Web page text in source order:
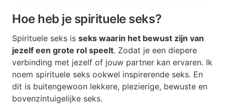
Hoe heb je spirituele seks?
Spirituele seks is seks waarin het bewust zijn van
jezelf een grote rol speelt. Zodat je een diepere
verbinding met jezelf of jouw partner kan ervaren. Ik
noem spirituele seks ookwel inspirerende seks. En
dit is buitengewoon lekkere, plezierige, bewuste en
bovenzintuigelijke seks.